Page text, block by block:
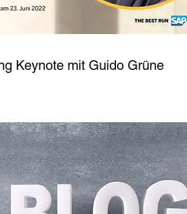
Keynote mit Guido Grüne